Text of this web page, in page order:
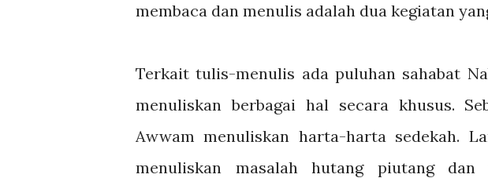
membaca dan menulis adalah dua kegiatan
Terkait tulis-menulis ada puluhan sahabat
menuliskan berbagai hal secara khusus.
Awwam menuliskan harta-harta sedekah.
menuliskan masalah hutang piutang dan